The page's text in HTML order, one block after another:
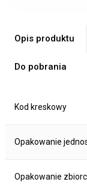
Opis produktu
Do pobrania
Kod kreskowy
Opakowanie
Opakowanie